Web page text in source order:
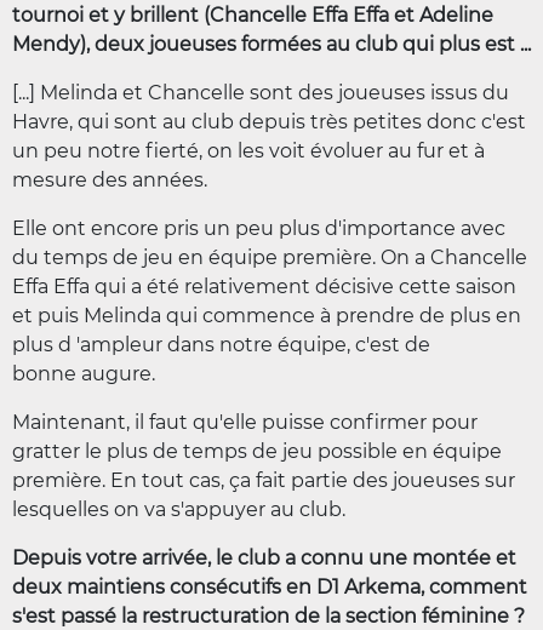
tournoi et y brillent (Chancelle Effa Effa et Adeline
Mendy), deux joueuses formées au club qui plus est ...
[...] Melinda et Chancelle sont des joueuses issus du
Havre, qui sont au club depuis très petites donc c'est
un peu notre fierté, on les voit évoluer au fur et à
mesure des années.
Elle ont encore pris un peu plus d'importance avec
du temps de jeu en équipe première. On a Chancelle
Effa Effa qui a été relativement décisive cette saison
et puis Melinda qui commence à prendre de plus en
plus d 'ampleur dans notre équipe, c'est de
bonne augure.
Maintenant, il faut qu'elle puisse confirmer pour
gratter le plus de temps de jeu possible en équipe
première. En tout cas, ça fait partie des joueuses sur
lesquelles on va s'appuyer au club.
Depuis votre arrivée, le club a connu une montée et
deux maintiens consécutifs en D1 Arkema, comment
s'est passé la restructuration de la section féminine ?